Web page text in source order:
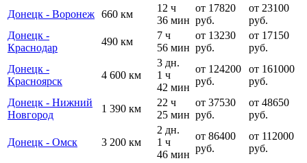
Донецк - Воронеж 660 км
12 ч
36 мин
от 17820
руб.
от 23100
руб.
Донецк -
Краснодар
490 км
7 ч
56 мин
от 13230
руб.
от 17150
руб.
Донецк -
Красноярск
4 600 км
3 дн.
1 ч
42 мин
от 124200
руб.
от 161000
руб.
Донецк - Нижний
Новгород
1 390 км
22 ч
25 мин
от 37530
руб.
от 48650
руб.
Донецк - Омск 3 200 км
2 дн.
1 ч
46 мин
от 86400
руб.
от 112000
руб.